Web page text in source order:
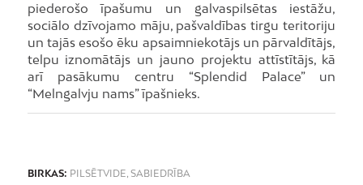
piederošo īpašumu un galvaspilsētas iestāžu,
sociālo dzīvojamo māju, pašvaldības tirgu teritoriju
un tajās esošo ēku apsaimniekotājs un pārvaldītājs,
telpu iznomātājs un jauno projektu attīstītājs, kā
arī pasākumu centru “Splendid Palace” un
“Melngalvju nams” īpašnieks.
BIRKAS: PILSĒTVIDE, SABIEDRĪBA